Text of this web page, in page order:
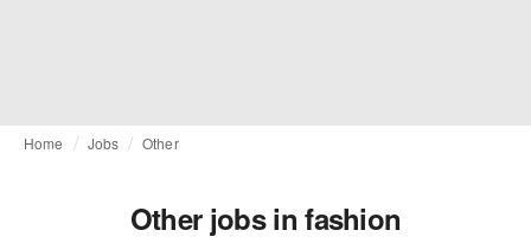
Home Jobs Other
Other jobs in fashion